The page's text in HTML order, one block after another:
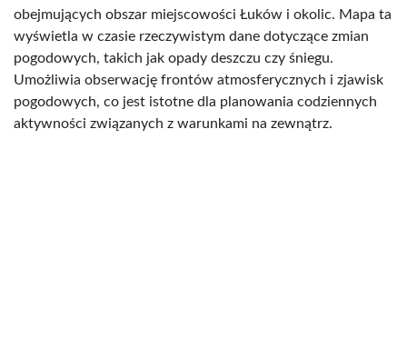
obejmujących obszar miejscowości Łuków i okolic. Mapa ta
wyświetla w czasie rzeczywistym dane dotyczące zmian
pogodowych, takich jak opady deszczu czy śniegu.
Umożliwia obserwację frontów atmosferycznych i zjawisk
pogodowych, co jest istotne dla planowania codziennych
aktywności związanych z warunkami na zewnątrz.